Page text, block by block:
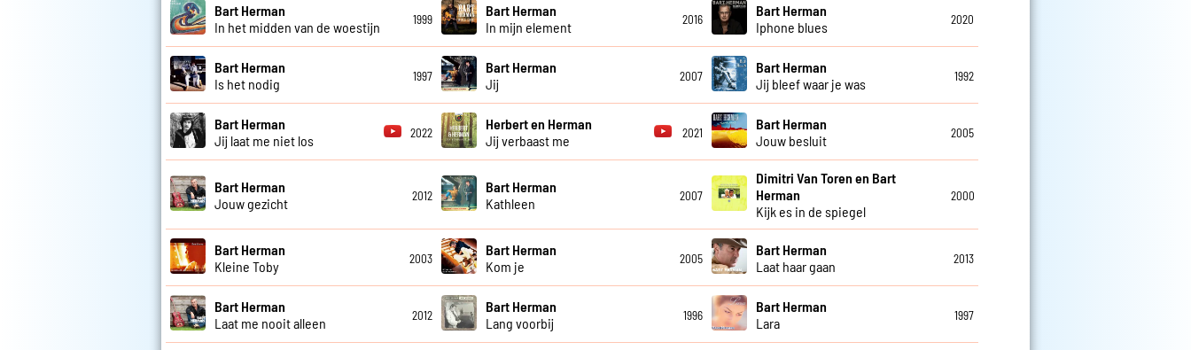
Bart Herman
In het midden van de woestijn
1999
Bart Herman
In mijn element
2016
Bart Herman
Iphone blues
2020
Bart Herman
Is het nodig
1997
Bart Herman
Jij
2007
Bart Herman
Jij bleef waar je was
1992
Bart Herman
Jij laat me niet los
2022
Herbert en Herman
Jij verbaast me
2021
Bart Herman
Jouw besluit
2005
Bart Herman
Jouw gezicht
2012
Bart Herman
Kathleen
2007
Dimitri Van Toren en Bart
Herman
Kijk es in de spiegel
2000
Bart Herman
Kleine Toby
2003
Bart Herman
Kom je
2005
Bart Herman
Laat haar gaan
2013
Bart Herman
Laat me nooit alleen
2012
Bart Herman
Lang voorbij
1996
Bart Herman
Lara
1997